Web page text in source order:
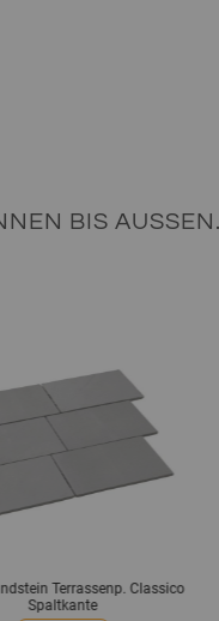
BIS AUSSEN.
Terrassenp. Classico
Spaltkante